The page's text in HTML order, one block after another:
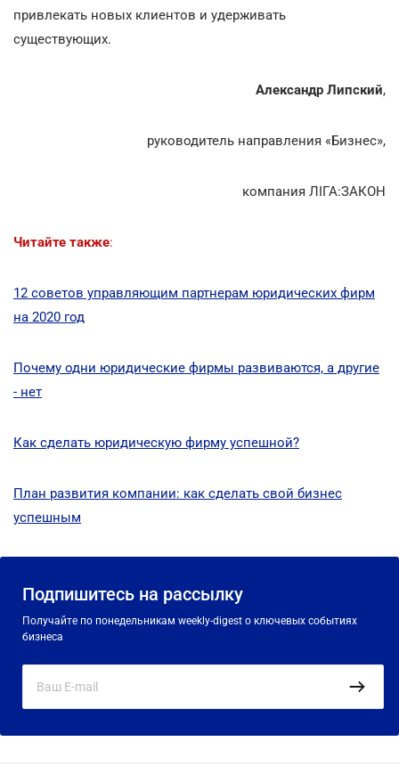
привлекать новых клиентов и удерживать
существующих.
Александр Липский,
руководитель направления «Бизнес»,
компания ЛІГА:ЗАКОН
Читайте также:
12 советов управляющим партнерам юридических фирм
на 2020 год
Почему одни юридические фирмы развиваются, а другие
- нет
Как сделать юридическую фирму успешной?
План развития компании: как сделать свой бизнес
успешным
Подпишитесь на рассылку
Получайте по понедельникам weekly-digest о ключевых событиях
бизнеса